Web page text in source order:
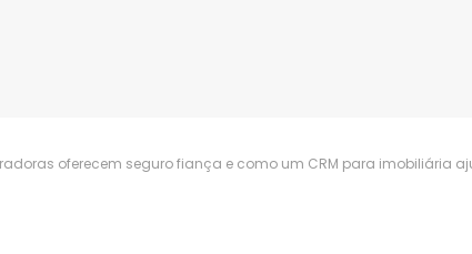
oferecem seguro fiança e como um CRM para imobiliária